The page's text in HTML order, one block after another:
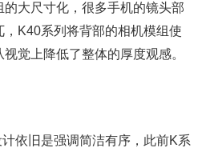
大尺寸化，很多手机的镜头部
K40系列将背部的相机模组使
觉上降低了整体的厚度观感。
旧是强调简洁有序，此前K系